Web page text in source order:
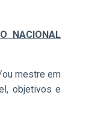
NACIONAL
mestre em
objetivos e